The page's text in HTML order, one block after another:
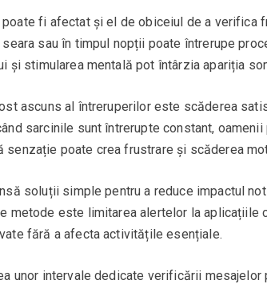
poate fi afectat și el de obiceiul de a
sau în timpul nopții poate întrerupe
și stimularea mentală pot întârzia apariția
ascuns al întreruperilor este scăderea
sarcinile sunt întrerupte constant,
senzație poate crea frustrare și scăderea
soluții simple pentru a reduce impactul
metode este limitarea alertelor la aplicațiile
fără a afecta activitățile esențiale.
unor intervale dedicate verificării mesajelor